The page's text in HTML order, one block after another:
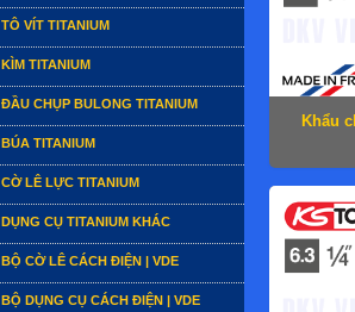
TÔ VÍT TITANIUM
KÌM TITANIUM
ĐẦU CHỤP BULONG TITANIUM
BÚA TITANIUM
CỜ LÊ LỰC TITANIUM
DỤNG CỤ TITANIUM KHÁC
BỘ CỜ LÊ CÁCH ĐIỆN | VDE
BỘ DỤNG CỤ CÁCH ĐIỆN | VDE
Khẩu